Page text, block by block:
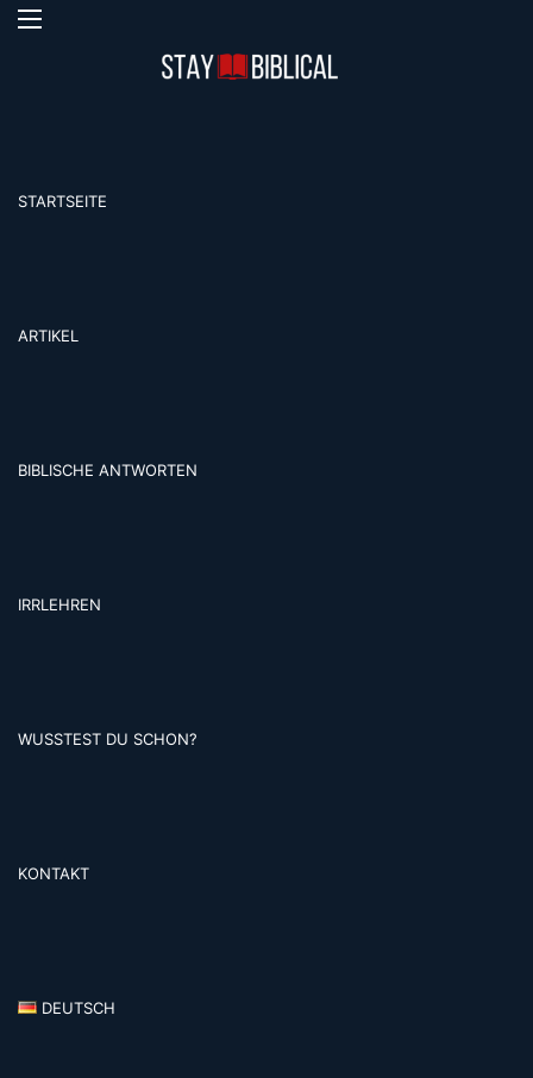
Menü
STARTSEITE
ARTIKEL
BIBLISCHE ANTWORTEN
IRRLEHREN
WUSSTEST DU SCHON?
KONTAKT
DEUTSCH